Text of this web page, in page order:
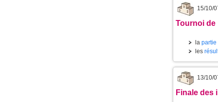
15/10/
Tournoi de
la partie
les
13/10/
Finale des